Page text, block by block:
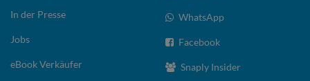
In der Presse
Jobs
eBook Verkäufer
WhatsApp
Facebook
Snaply Insider